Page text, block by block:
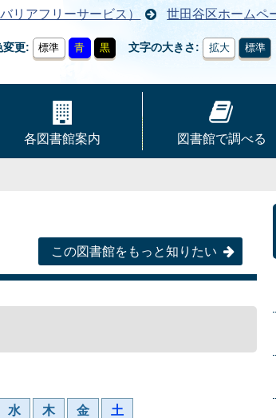
リアフリーサービス） 世田谷区ホームペ
変更 標準 青 黒 文字の大きさ 拡大 標準
各図書館案内 図書館で調べる
この図書館をもっと知りたい
水 木 金 土